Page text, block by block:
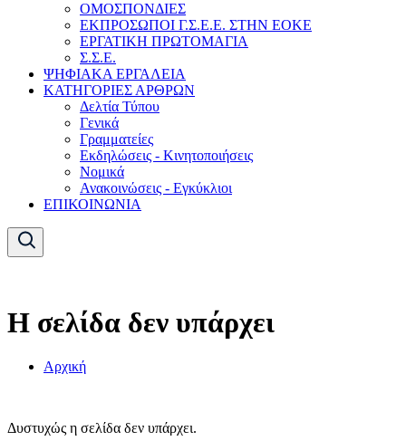
ΟΜΟΣΠΟΝΔΙΕΣ
ΕΚΠΡΟΣΩΠΟΙ Γ.Σ.Ε.Ε. ΣΤΗΝ ΕΟΚΕ
ΕΡΓΑΤΙΚΗ ΠΡΩΤΟΜΑΓΙΑ
Σ.Σ.Ε.
ΨΗΦΙΑΚΑ ΕΡΓΑΛΕΙΑ
ΚΑΤΗΓΟΡΙΕΣ ΑΡΘΡΩΝ
Δελτία Τύπου
Γενικά
Γραμματείες
Εκδηλώσεις - Κινητοποιήσεις
Νομικά
Ανακοινώσεις - Εγκύκλιοι
ΕΠΙΚΟΙΝΩΝΙΑ
Η σελίδα δεν υπάρχει
Αρχική
Δυστυχώς η σελίδα δεν υπάρχει.